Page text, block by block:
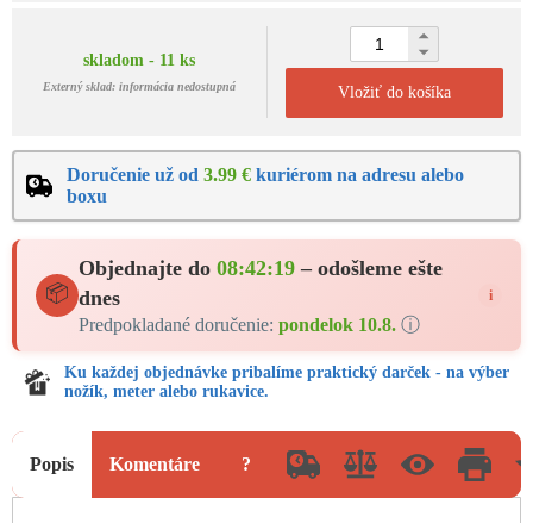
skladom - 11 ks
Externý sklad: informácia nedostupná Vložiť do košíka
Doručenie už od 3.99 € kuriérom na adresu alebo
boxu
📦
Objednajte do 08:42:18 – odošleme ešte
dnes
Predpokladané doručenie: pondelok 10.8. ⓘ
i
Ku každej objednávke pribalíme praktický darček - na výber
nožík, meter alebo rukavice.
Popis Komentáre ?